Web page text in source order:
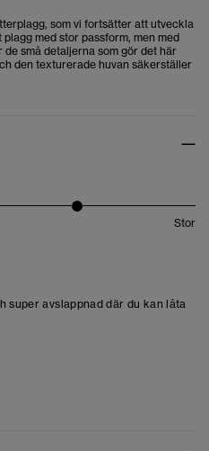
som vi fortsätter att utveckla
med stor passform, men med
små detaljerna som gör det här
den texturerade huvan säkerställer
Stor
super avslappnad där du kan låta